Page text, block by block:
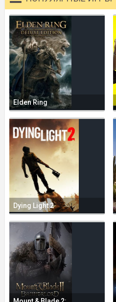
Elden Ring
Dying Light 2